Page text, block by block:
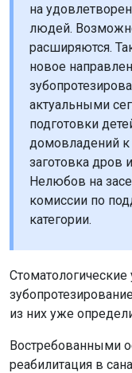
на
людей.
расширяются.
новое
актуальными
подготовки
домовладений к
заготовка дров
Нелюбов на
комиссии по
категории.
Стоматологические
из них уже
Востребованными
реабилитация в